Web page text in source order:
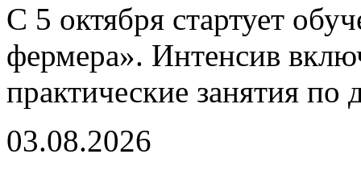
С 5 октября стартует
фермера». Интенсив
практические занятия по
03.08.2026